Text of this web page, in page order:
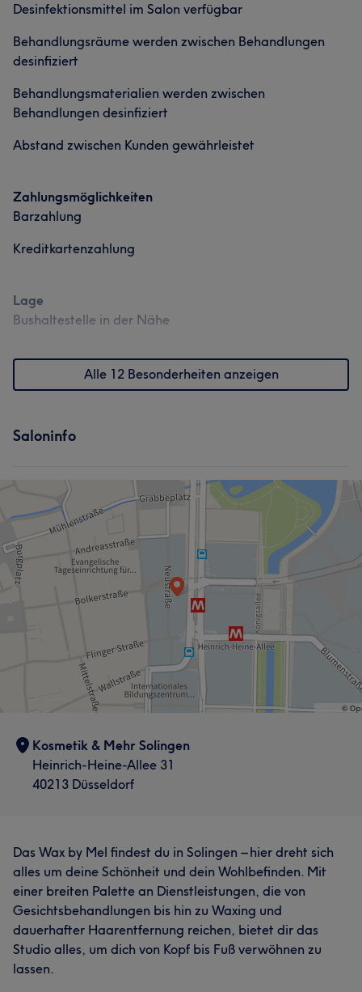
Desinfektionsmittel im Salon verfügbar
Behandlungsräume werden zwischen Behandlungen
desinfiziert
Behandlungsmaterialien werden zwischen
Behandlungen desinfiziert
Abstand zwischen Kunden gewährleistet
Zahlungsmöglichkeiten
Barzahlung
Kreditkartenzahlung
Lage
Bushaltestelle in der Nähe
Alle 12 Besonderheiten anzeigen
Saloninfo
Kosmetik & Mehr Solingen
Heinrich-Heine-Allee 31
40213 Düsseldorf
Das Wax by Mel findest du in Solingen – hier dreht sich
alles um deine Schönheit und dein Wohlbefinden. Mit
einer breiten Palette an Dienstleistungen, die von
Gesichtsbehandlungen bis hin zu Waxing und
dauerhafter Haarentfernung reichen, bietet dir das
Studio alles, um dich von Kopf bis Fuß verwöhnen zu
lassen.